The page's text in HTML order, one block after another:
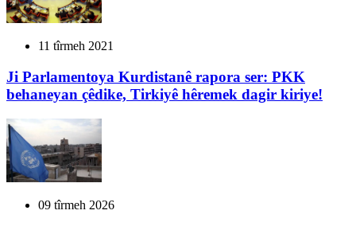
11 tîrmeh 2021
Ji Parlamentoya Kurdistanê rapora ser: PKK
behaneyan çêdike, Tirkiyê hêremek dagir kiriye!
09 tîrmeh 2026